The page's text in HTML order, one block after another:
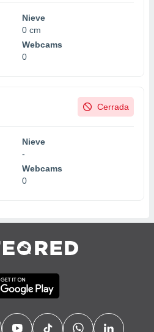
Nieve
0 cm
Webcams
0
Cerrada
Nieve
-
Webcams
0